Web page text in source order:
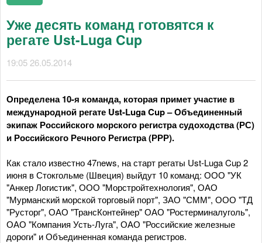
Уже десять команд готовятся к
регате Ust-Luga Cup
19:05 26.05.2014
Определена 10-я команда, которая примет участие в
международной регате Ust-Luga Cup – Объединенный
экипаж Российского морского регистра судоходства (РС)
и Российского Речного Регистра (РРР).
Как стало известно 47news, на старт регаты Ust-Luga Cup 2
июня в Стокгольме (Швеция) выйдут 10 команд: ООО "УК
"Анкер Логистик", ООО "Морстройтехнология", ОАО
"Мурманский морской торговый порт", ЗАО "СММ", ООО "ТД
"Русторг", ОАО "ТрансКонтейнер" ОАО "Ростерминалуголь",
ОАО "Компания Усть-Луга", ОАО "Российские железные
дороги" и Объединенная команда регистров.